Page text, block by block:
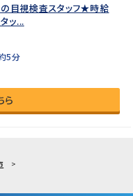
目視検査スタッフ★時給
ッ...
5分
ら